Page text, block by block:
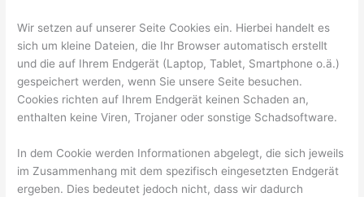
Wir setzen auf unserer Seite Cookies ein. Hierbei handelt es
sich um kleine Dateien, die Ihr Browser automatisch erstellt
und die auf Ihrem Endgerät (Laptop, Tablet, Smartphone o.ä.)
gespeichert werden, wenn Sie unsere Seite besuchen.
Cookies richten auf Ihrem Endgerät keinen Schaden an,
enthalten keine Viren, Trojaner oder sonstige Schadsoftware.
In dem Cookie werden Informationen abgelegt, die sich jeweils
im Zusammenhang mit dem spezifisch eingesetzten Endgerät
ergeben. Dies bedeutet jedoch nicht, dass wir dadurch